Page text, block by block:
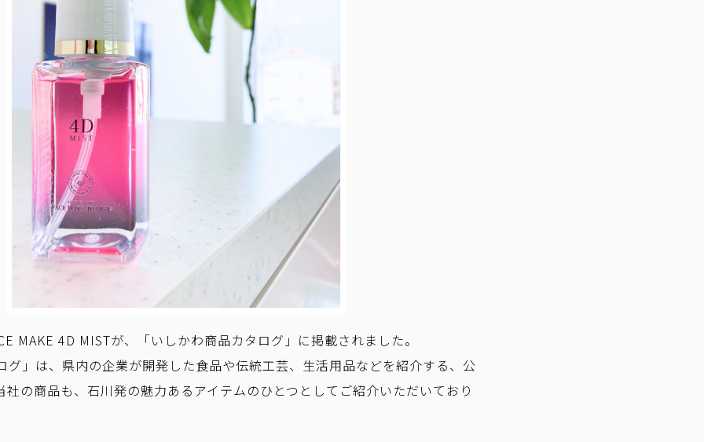
MAKE 4D MISTが、「いしかわ商品カタログ」に掲載されました。
グ」は、県内の企業が開発した食品や伝統工芸、生活用品などを紹介する、公
社の商品も、石川発の魅力あるアイテムのひとつとしてご紹介いただいており